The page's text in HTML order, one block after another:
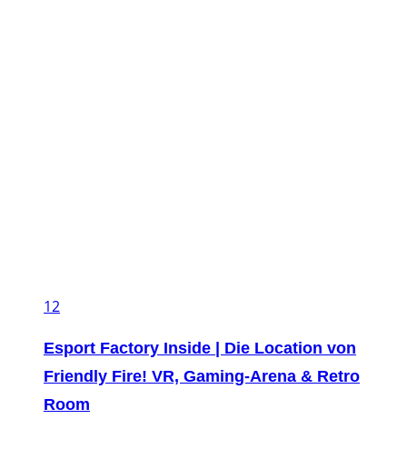
12
Esport Factory Inside | Die Location von
Friendly Fire! VR, Gaming-Arena & Retro
Room